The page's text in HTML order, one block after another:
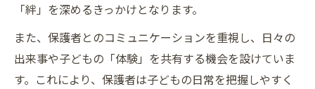
「絆」を深めるきっかけとなります。
また、保護者とのコミュニケーションを重視し、日々の
出来事や子どもの「体験」を共有する機会を設けていま
す。これにより、保護者は子どもの日常を把握しやすく